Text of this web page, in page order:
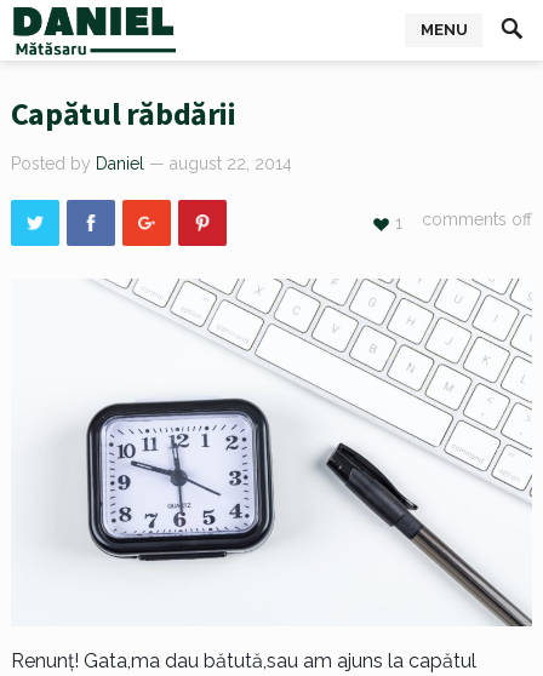
MENU
Capătul răbdării
Posted by Daniel — august 22, 2014
comments off
1
Renunț! Gata,ma dau bătută,sau am ajuns la capătul